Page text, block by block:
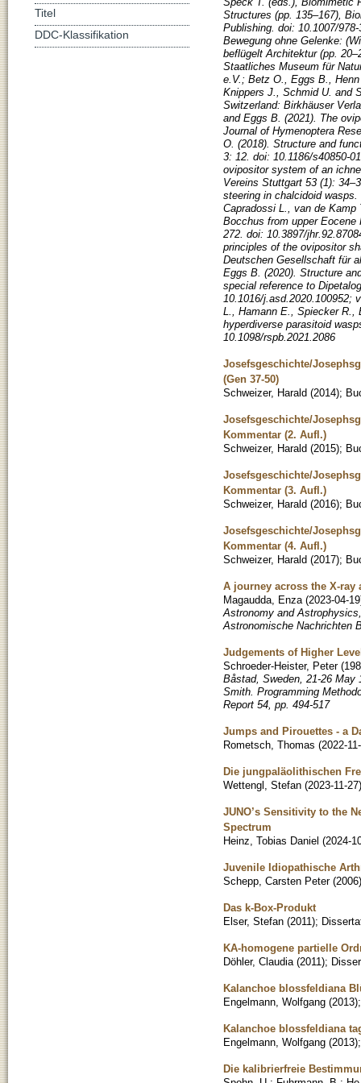
Structures (pp. 135–167),
Publishing. doi: 10.1007/
Bewegung ohne Gelenke:
beflügelt Architektur (pp.
Staatliches Museum für
e.V.; Betz O., Eggs B.,
Knippers J., Schmid U. and
Switzerland: Birkhäuser
and Eggs B. (2021). The
Journal of Hymenoptera
O. (2018). Structure and
3: 12. doi: 10.1186/s40850-
ovipositor system of an
Vereins Stuttgart 53 (1):
steering in chalcidoid
Capradossi L., van de
Bocchus from upper Eocene
272. doi: 10.3897/
principles of the ovipositor
Deutschen Gesellschaft für
Eggs B. (2020). Structure
special reference to
10.1016/j.asd.2020.100952;
L., Hamann E., Spiecker R.,
hyperdiverse parasitoid
10.1098/rspb.2021.2086
Josefsgeschichte/
(Gen 37-50)
Schweizer, Harald (2014);
Josefsgeschichte/
Kommentar (2. Aufl.)
Schweizer, Harald (2015);
Josefsgeschichte/
Kommentar (3. Aufl.)
Schweizer, Harald (2016);
Josefsgeschichte/
Kommentar (4. Aufl.)
Schweizer, Harald (2017);
A journey across the X-ray
Magaudda, Enza (2023-04-19
Astronomy and
Astronomische Nachrichten
Judgements of Higher
Schroeder-Heister, Peter (
Båstad, Sweden, 21-26 May
Smith. Programming
Report 54, pp. 494-517
Jumps and Pirouettes - a
Rometsch, Thomas (2022-
Die jungpaläolithischen
Wettengl, Stefan (2023-11-27)
JUNO’s Sensitivity to the
Spectrum
Heinz, Tobias Daniel (2024-
Juvenile Idiopathische
Schepp, Carsten Peter (2006)
Das k-Box-Produkt
Elser, Stefan (2011);
KA-homogene partielle
Döhler, Claudia (2011);
Kalanchoe blossfeldiana
Engelmann, Wolfgang (2013)
Kalanchoe blossfeldiana
Engelmann, Wolfgang (2013)
Die kalibrierfreie
Titel
DDC-Klassifikation